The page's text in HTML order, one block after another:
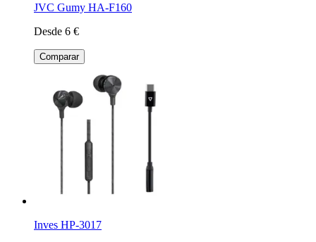
JVC Gumy HA-F160
Desde 6 €
Comparar
Inves HP-3017